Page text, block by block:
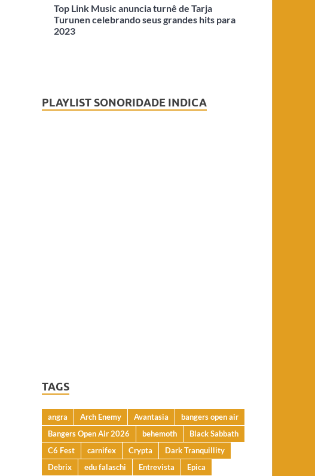
Top Link Music anuncia turnê de Tarja
Turunen celebrando seus grandes hits para
2023
PLAYLIST SONORIDADE INDICA
TAGS
angra Arch Enemy Avantasia
bangers open air
Bangers Open Air 2026
behemoth
Black Sabbath
C6 Fest
carnifex Crypta
Dark Tranquillity
Debrix
edu falaschi Entrevista Epica